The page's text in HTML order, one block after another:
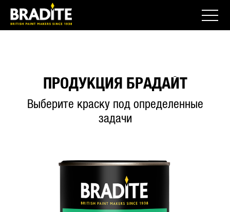
ПРОДУКЦИЯ БРАДАЙТ
Выберите краску под определенные
задачи